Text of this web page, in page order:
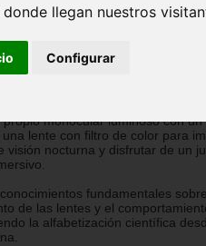
llegan nuestros
Configurar
espía. Monocular de
(night vision
monocular luminoso con un
una lente con filtro de color para
visión nocturna y disfrutar de un
fundamentales
de las lentes y el
la alfabetización científica